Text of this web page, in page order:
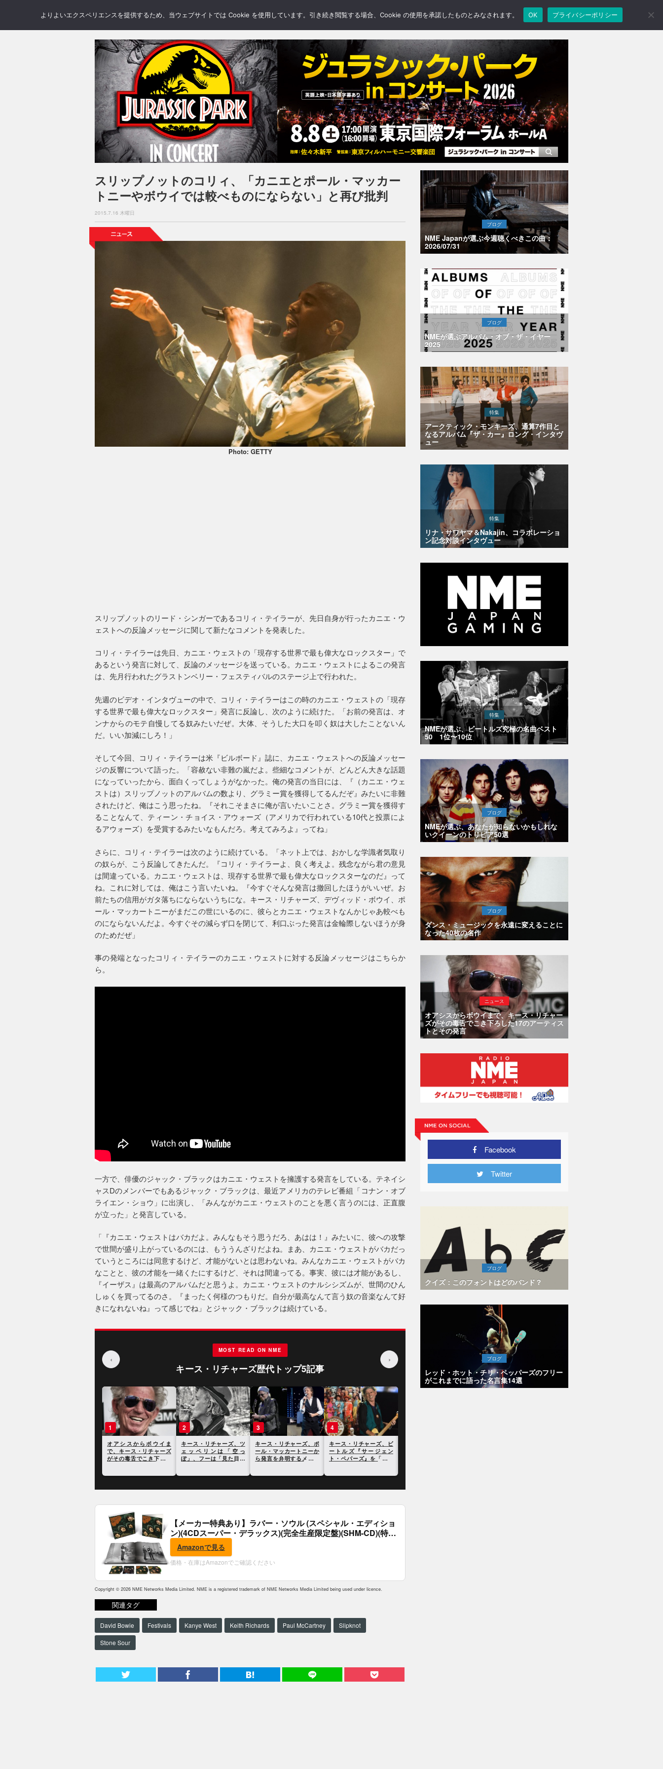
NEWS REVIEWS GALLERY BLOGS FEATURE
スリップノットのコリィ、「カニエとポール・マッカー
トニーやボウイでは較べものにならない」と再び批判
2015.7.16 木曜日
Photo: GETTY
スリップノットのリード・シンガーであるコリィ・テイラーが、先日自身が行ったカニエ・ウ
ェストへの反論メッセージに関して新たなコメントを発表した。
コリィ・テイラーは先日、カニエ・ウェストの「現存する世界で最も偉大なロックスター」で
あるという発言に対して、反論のメッセージを送っている。カニエ・ウェストによるこの発言
は、先月行われたグラストンベリー・フェスティバルのステージ上で行われた。
先週のビデオ・インタヴューの中で、コリィ・テイラーはこの時のカニエ・ウェストの「現存
する世界で最も偉大なロックスター」発言に反論し、次のように続けた。「お前の発言は、オ
ンナからのモテ自慢してる奴みたいだぜ。大体、そうした大口を叩く奴は大したことないん
だ。いい加減にしろ！」
そして今回、コリィ・テイラーは米『ビルボード』誌に、カニエ・ウェストへの反論メッセー
ジの反響について語った。「容赦ない非難の嵐だよ。些細なコメントが、どんどん大きな話題
になっていったから、面白くってしょうがなかった。俺の発言の当日には、『（カニエ・ウェ
ストは）スリップノットのアルバムの数より、グラミー賞を獲得してるんだぞ』みたいに非難
されたけど、俺はこう思ったね。『それこそまさに俺が言いたいことさ。グラミー賞を獲得す
ることなんて、ティーン・チョイス・アウォーズ（アメリカで行われている10代と投票によ
るアウォーズ）を受賞するみたいなもんだろ。考えてみろよ』ってね」
さらに、コリィ・テイラーは次のように続けている。「ネット上では、おかしな学識者気取り
の奴らが、こう反論してきたんだ。『コリィ・テイラーよ、良く考えよ。残念ながら君の意見
は間違っている。カニエ・ウェストは、現存する世界で最も偉大なロックスターなのだ』って
ね。これに対しては、俺はこう言いたいね。『今すぐそんな発言は撤回したほうがいいぜ。お
前たちの信用がガタ落ちにならないうちにな。キース・リチャーズ、デヴィッド・ボウイ、ポ
ール・マッカートニーがまだこの世にいるのに、彼らとカニエ・ウェストなんかじゃあ較べも
のにならないんだよ。今すぐその減らず口を閉じて、利口ぶった発言は金輪際しないほうが身
のためだぜ」
事の発端となったコリィ・テイラーのカニエ・ウェストに対する反論メッセージはこちらか
ら。
一方で、俳優のジャック・ブラックはカニエ・ウェストを擁護する発言をしている。テネイシ
ャスDのメンバーでもあるジャック・ブラックは、最近アメリカのテレビ番組「コナン・オブ
ライエン・ショウ」に出演し、「みんながカニエ・ウェストのことを悪く言うのには、正直腹
が立った」と発言している。
「『カニエ・ウェストはバカだよ。みんなもそう思うだろ、あはは！』みたいに、彼への攻撃
で世間が盛り上がっているのには、もううんざりだよね。まあ、カニエ・ウェストがバカだっ
ていうところには同意するけど、才能がないとは思わないね。みんなカニエ・ウェストがバカ
なことと、彼の才能を一緒くたにするけど、それは間違ってる。事実、彼には才能があるし、
『イーザス』は最高のアルバムだと思うよ。カニエ・ウェストのナルシシズムが、世間のひん
しゅくを買ってるのさ。『まったく何様のつもりだ。自分が最高なんて言う奴の音楽なんて好
きになれないね』って感じでね」とジャック・ブラックは続けている。
‹
MOST READ ON NME
キース・リチャーズ歴代トップ5記事
›
1
オアシスからボウイま
で、キース・リチャーズ
がその毒舌でこき下ろし
2
キース・リチャーズ、ツ
ェッペリンは「空っ
ぽ」、フーは「見た目だ
3
キース・リチャーズ、ポ
ール・マッカートニーか
ら発言を弁明するメッセ
4
キース・リチャーズ、ビ
ートルズ『サージェン
ト・ペパーズ』を「駄作
【メーカー特典あり】ラバー・ソウル (スペシャル・エディショ
ン)(4CDスーパー・デラックス)(完全生産限定盤)(SHM-CD)(特
典:B2ポスター付)
Amazonで見る
価格・在庫はAmazonでご確認ください
Copyright © 2026 NME Networks Media Limited. NME is a registered trademark of NME Networks Media Limited being used under licence.
関連タグ
David Bowie Festivals Kanye West Keith Richards Paul McCartney Slipknot
Stone Sour
ブログ
NME Japanが選ぶ今週聴くべきこの曲：
2026/07/31
ブログ
NMEが選ぶアルバム・オブ・ザ・イヤー
2025
特集
アークティック・モンキーズ、通算7作目と
なるアルバム『ザ・カー』ロング・インタヴ
ュー
特集
リナ・サワヤマ＆Nakajin、コラボレーショ
ン記念対談インタヴュー
特集
NMEが選ぶ、ビートルズ究極の名曲ベスト
50 1位〜10位
ブログ
NMEが選ぶ、あなたが知らないかもしれな
いクイーンのトリビア50選
ブログ
ダンス・ミュージックを永遠に変えることに
なった40枚の名作
ニュース
オアシスからボウイまで、キース・リチャー
ズがその毒舌でこき下ろした17のアーティス
トとその発言
Facebook
Twitter
ブログ
クイズ：このフォントはどのバンド？
ブログ
レッド・ホット・チリ・ペッパーズのフリー
がこれまでに語った名言集14選
よりよいエクスペリエンスを提供するため、当ウェブサイトでは Cookie を使用しています。引き続き閲覧する場合、Cookie の使用を承諾したものとみなされます。 OK プライバシーポリシー